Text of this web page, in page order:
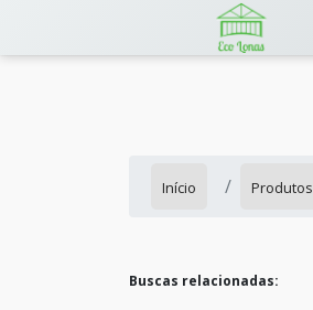
Início Produtos
Buscas relacionadas: